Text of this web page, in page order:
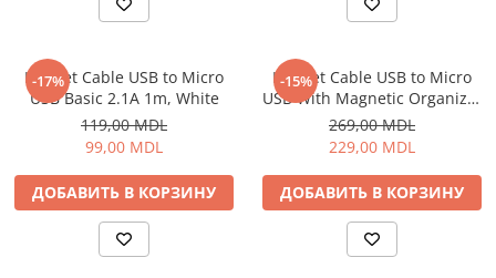
Электрические печи
Электрочайники
Личный уход
Машинки для стрижки
Плойки и утюжки
Фен щетки для волос
Фены для волос
Проекторы
Телевизоры
Аудио
FM модуляторы
Микрофоны
Портативное радио
Портативные колонки
Проводные колонки
Умные колонки
-17%
Helmet Cable USB to Micro
USB Basic 2.1A 1m, White
119,00 MDL
99,00 MDL
ДОБАВИТЬ В КОРЗИНУ
-15%
Helmet Cable USB to Micro
USB With Magnetic Organizer
1m, White
269,00 MDL
229,00 MDL
ДОБАВИТЬ В КОРЗИНУ